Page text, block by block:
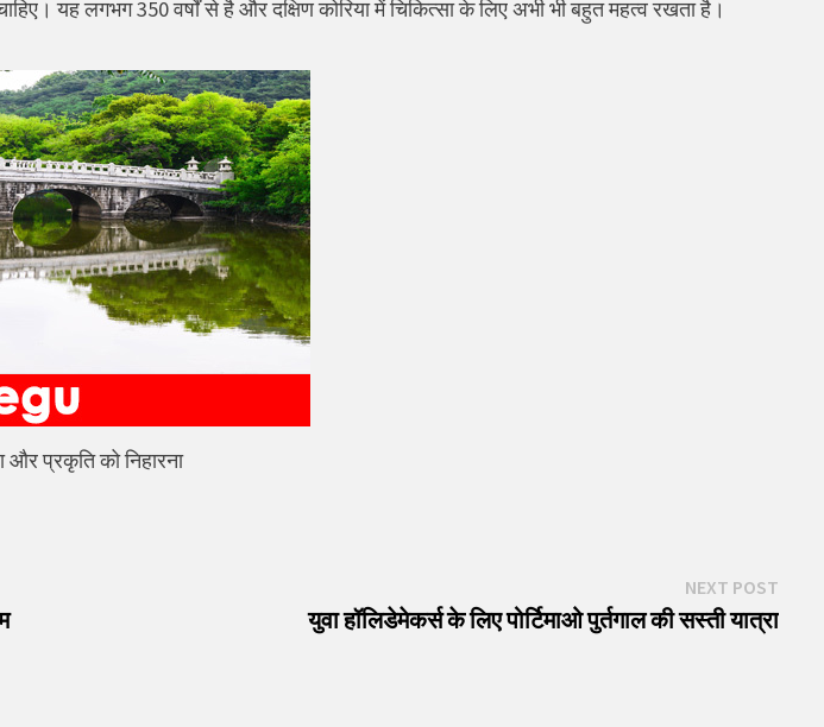
यह लगभग 350 वर्षों से है और दक्षिण कोरिया में चिकित्सा के लिए अभी भी बहुत महत्व रखता है।
और प्रकृति को निहारना
NEXT POSTNext
post:
युवा हॉलिडेमेकर्स के लिए पोर्टिमाओ पुर्तगाल की सस्ती यात्रा